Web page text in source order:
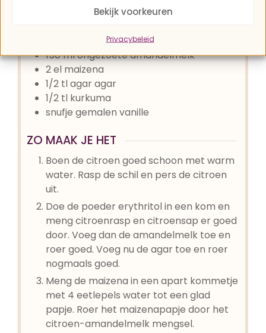
Bekijk voorkeuren
Privacybeleid
DIT HEB JE NODIG
poeder erythritol
150mlongezoete amandelmelk
2el maizena
1/2 tlagar agar
1/2 tl kurkuma
snufje gemalen vanille
ZO MAAK JE HET
Boen de citroen goed schoon met warm
water. Rasp de schil en pers de citroen
uit.
Doe de poeder erythritol in een kom en
meng citroenrasp en citroensap er goed
door. Voeg dan de amandelmelk toe en
roer goed. Voeg nu de agar toe en roer
nogmaals goed.
Meng de maizena in een apart kommetje
met 4 eetlepels water tot een glad
papje. Roer het maizenapapje door het
citroen-amandelmelk mengsel.